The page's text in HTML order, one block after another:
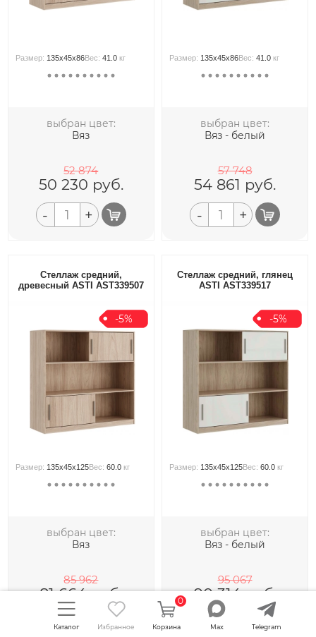
Размер: 135x45x86Вес:41.0 кг
выбран цвет:
Вяз
52 874
50 230 руб.
- +
Размер: 135x45x86Вес:41.0 кг
выбран цвет:
Вяз - белый
57 748
54 861 руб.
- +
Стеллаж средний,
древесный ASTI AST339507
-5%
Размер: 135x45x125Вес:60.0 кг
выбран цвет:
Вяз
85 962
81 664руб.
Стеллаж средний, глянец
ASTI AST339517
-5%
Размер: 135x45x125Вес:60.0 кг
выбран цвет:
Вяз - белый
95 067
90 314руб.
Каталог Избранное
0
Корзина Max Telegram